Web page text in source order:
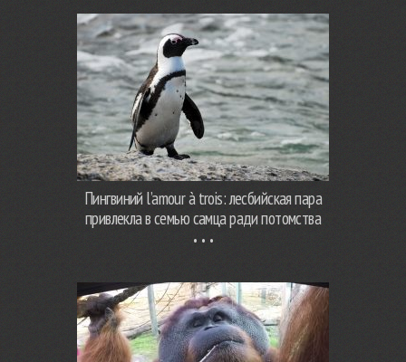
Пингвиний l’amour à trois: лесбийская пара
привлекла в семью самца ради потомства